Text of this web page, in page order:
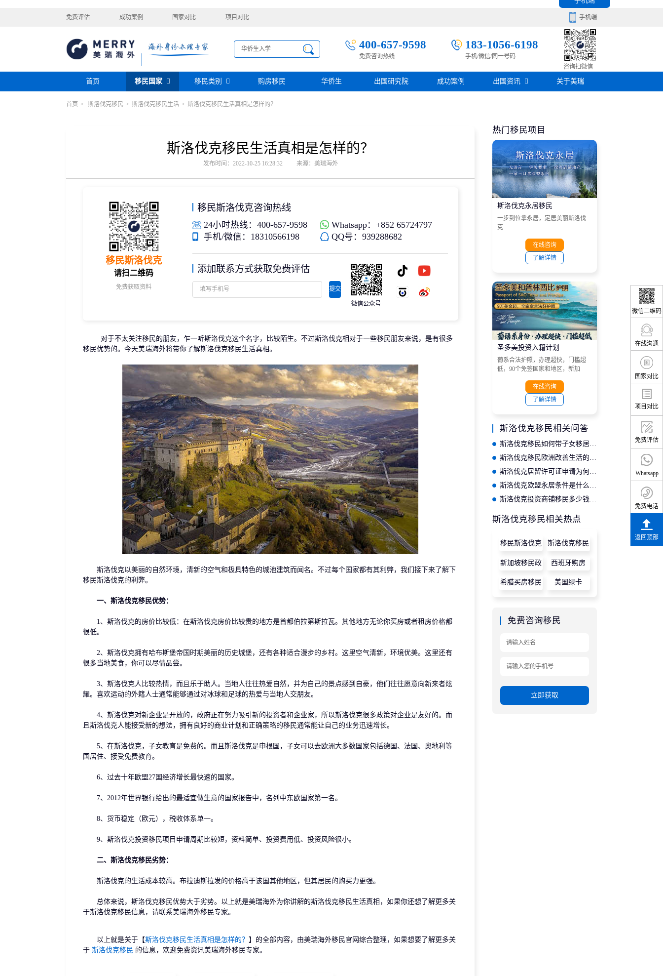
免费评估 成功案例 国家对比 项目对比 手机端
400-657-9598
免费咨询热线
183-1056-6198
手机/微信/同一号码
咨询扫微信
首页 移民国家
希腊 土耳其 西班牙
葡萄牙
黑山
塞浦路斯
澳大利亚 瑙鲁 瓦努阿图 斐济
新加坡 迪拜
中国香港
菲律宾
在线咨询
移民类别
购房移民 投资移民
新西兰投资移民
美国EB-5投资移民
塞浦路斯购房移民
护照移民
土耳其存款护照
瑙鲁投资入籍计划
格鲁吉亚护照
日本经营·管理签证
新加坡创业自雇EP
芬兰创业自雇移民
捐赠移民
葡萄牙捐赠移民
泰国精英签证
格鲁吉亚护照
圣基茨捐款护照
马耳他捐款投资护照
雇主担保
瑞典雇主担保移民
爱尔兰高管居留计划
土耳其存款护照
斐济存款退休移民
杰出人才
香港优才计划
美国EB1A杰出人才移民
澳洲186、187雇主担保移民
购房移民 华侨生 出国研究院 成功案例 出国资讯
移民百科
房产知识
移民问答
关于美瑞
首页 > 斯洛伐克移民 > 斯洛伐克移民生活 > 斯洛伐克移民生活真相是怎样的？
斯洛伐克移民生活真相是怎样的？
发布时间：2022-10-25 16:28:32 来源：美瑞海外
移民斯洛伐克
请扫二维码
免费获取资料
移民斯洛伐克咨询热线
24小时热线：400-657-9598
Whatsapp：+852 65724797
手机/微信：18310566198
QQ号：939288682
添加联系方式获取免费评估
提交
微信公众号
对于不太关注移民的朋友，乍一听斯洛伐克这个名字，比较陌生。不过斯洛伐克相对于一些移民朋友来说，是有很多
移民优势的。今天美瑞海外将带你了解斯洛伐克移民生活真相。
斯洛伐克以美丽的自然环境，清新的空气和极具特色的城池建筑而闻名。不过每个国家都有其利弊，我们接下来了解下
移民斯洛伐克的利弊。
一、斯洛伐克移民优势：
1、斯洛伐克的房价比较低：在斯洛伐克房价比较贵的地方是首都伯拉第斯拉瓦。其他地方无论你买房或者租房价格都
很低。
2、斯洛伐克拥有哈布斯堡帝国时期美丽的历史城堡，还有各种适合漫步的乡村。这里空气清新，环境优美。这里还有
很多当地美食，你可以尽情品尝。
3、斯洛伐克人比较热情，而且乐于助人。当地人往往热爱自然，并为自己的景点感到自豪，他们往往愿意向新来者炫
耀。喜欢运动的外籍人士通常能够通过对冰球和足球的热爱与当地人交朋友。
4、斯洛伐克对新企业是开放的，政府正在努力吸引新的投资者和企业家，所以斯洛伐克很多政策对企业是友好的。而
且斯洛伐克人能接受新的想法，拥有良好的商业计划和正确策略的移民通常能让自己的业务迅速增长。
5、在斯洛伐克，子女教育是免费的。而且斯洛伐克是申根国，子女可以去欧洲大多数国家包括德国、法国、奥地利等
国居住、接受免费教育。
6、过去十年欧盟27国经济增长最快速的国家。
7、2012年世界银行给出的最适宜做生意的国家报告中，名列中东欧国家第一名。
8、货币稳定（欧元），税收体系单一。
9、斯洛伐克投资移民项目申请周期比较短，资料简单、投资费用低、投资风险很小。
二、斯洛伐克移民劣势：
斯洛伐克的生活成本较高。布拉迪斯拉发的价格高于该国其他地区，但其居民的购买力更强。
总体来说，斯洛伐克移民优势大于劣势。以上就是美瑞海外为你讲解的斯洛伐克移民生活真相，如果你还想了解更多关
于斯洛伐克移民信息，请联系美瑞海外移民专家。
以上就是关于【斯洛伐克移民生活真相是怎样的？ 】的全部内容，由美瑞海外移民官网综合整理，如果想要了解更多关
于 斯洛伐克移民 的信息，欢迎免费资讯美瑞海外移民专家。
热门移民项目
斯洛伐克永居移民
一步到位拿永居，定居美丽斯洛伐
克
在线咨询
了解详情
圣多美投资入籍计划
葡系合法护照，办理超快，门槛超
低，90个免签国家和地区，新加
马来西亚和非洲大部分国家等目的
在线咨询
了解详情
斯洛伐克移民相关问答
斯洛伐克移民如何带子女移居生活？这份指南值得收藏！
斯洛伐克居留许可证申请为何被拒？原因都有哪些？
斯洛伐克投资商铺移民多少钱？申请需要什么条件？
斯洛伐克移民相关热点
移民斯洛伐克 斯洛伐克移民
新加坡移民政
策
西班牙购房
希腊买房移民 美国绿卡
免费咨询移民
立即获取
微信二维码
在线沟通
国家对比
项目对比
免费评估
Whatsapp
免费电话
返回顶部